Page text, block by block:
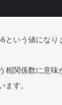
いう値になり
関係数に意味
ます。